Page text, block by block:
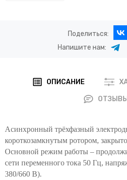
Поделиться:
Напишите нам:
ОПИСАНИЕ
Асинхронный трёхфазный
короткозамкнутым ротором,
Основной режим работы –
сети переменного тока 50 Гц,
380/660 В).